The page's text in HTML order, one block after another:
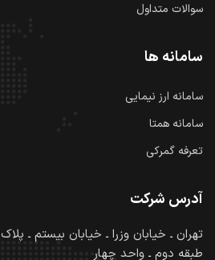
سوالات متداول
سامانه ها
سامانه ارز نیمایی
سامانه همتا
تعرفه گمرکی
آدرس شرکت
تهران ـ خیابان وزرا ـ خیابان بیستم ـ پلاک 28
طبقه دوم ـ واحد چهار